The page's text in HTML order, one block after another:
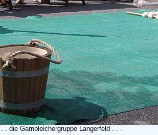
. . . die Garnbleichergruppe Langerfeld . . .